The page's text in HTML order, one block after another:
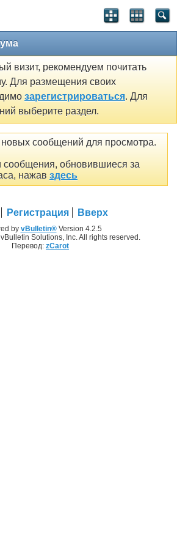
визит, рекомендуем почитать
Для размещения своих
зарегистрироваться. Для
выберите раздел.
новых сообщений для просмотра.
сообщения, обновившиеся за
нажав здесь
Регистрация Вверх
by vBulletin®Version 4.2.5
Solutions, Inc. All rights reserved.
Перевод: zCarot